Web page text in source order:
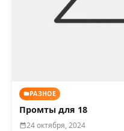
РАЗНОЕ
Промты для 18
24 октября, 2024